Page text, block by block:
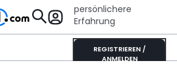
persönlichere
Erfahrung
REGISTRIEREN /
ANMELDEN